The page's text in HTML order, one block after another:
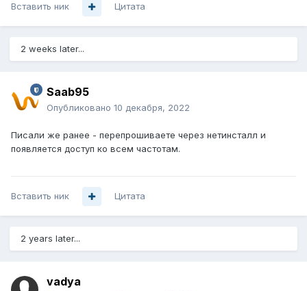
Вставить ник Цитата
2 weeks later...
Saab95
Опубликовано 10 декабря, 2022
Писали же ранее - перепрошиваете через нетинсталл и
появляется доступ ко всем частотам.
Вставить ник Цитата
2 years later...
vadya